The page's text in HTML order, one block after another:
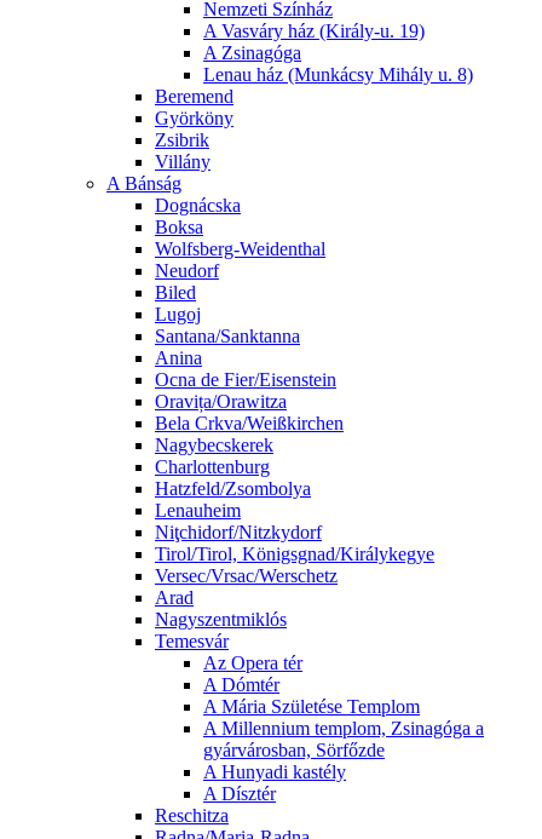
Nemzeti Színház
A Vasváry ház (Király-u. 19)
A Zsinagóga
Lenau ház (Munkácsy Mihály u. 8)
Beremend
Györköny
Zsibrik
Villány
A Bánság
Dognácska
Boksa
Wolfsberg-Weidenthal
Neudorf
Biled
Lugoj
Santana/Sanktanna
Anina
Ocna de Fier/Eisenstein
Oravița/Orawitza
Bela Crkva/Weißkirchen
Nagybecskerek
Charlottenburg
Hatzfeld/Zsombolya
Lenauheim
Niţchidorf/Nitzkydorf
Tirol/Tirol, Königsgnad/Királykegye
Versec/Vrsac/Werschetz
Arad
Nagyszentmiklós
Temesvár
Az Opera tér
A Dómtér
A Mária Születése Templom
A Millennium templom, Zsinagóga a
gyárvárosban, Sörfőzde
A Hunyadi kastély
A Dísztér
Reschitza